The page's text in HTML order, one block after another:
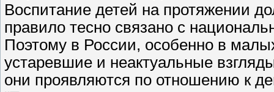
Воспитание детей на протяжении
правило тесно связано с
Поэтому в России, особенно в
устаревшие и неактуальные
они проявляются по отношению к